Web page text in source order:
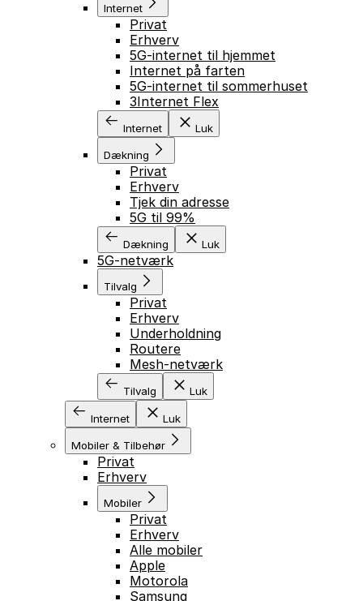
Internet
Privat
Erhverv
5G-internet til hjemmet
Internet på farten
5G-internet til sommerhuset
3Internet Flex
Internet Luk
Dækning
Privat
Erhverv
Tjek din adresse
5G til 99%
Dækning Luk
5G-netværk
Tilvalg
Privat
Erhverv
Underholdning
Routere
Mesh-netværk
Tilvalg Luk
Internet Luk
Mobiler & Tilbehør
Privat
Erhverv
Mobiler
Privat
Erhverv
Alle mobiler
Apple
Motorola
Samsung